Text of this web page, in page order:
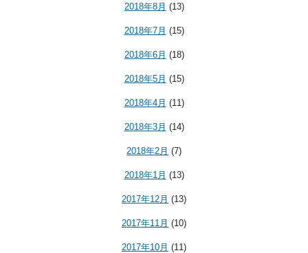
2018年8月 (13)
2018年7月 (15)
2018年6月 (18)
2018年5月 (15)
2018年4月 (11)
2018年3月 (14)
2018年2月 (7)
2018年1月 (13)
2017年12月 (13)
2017年11月 (10)
2017年10月 (11)